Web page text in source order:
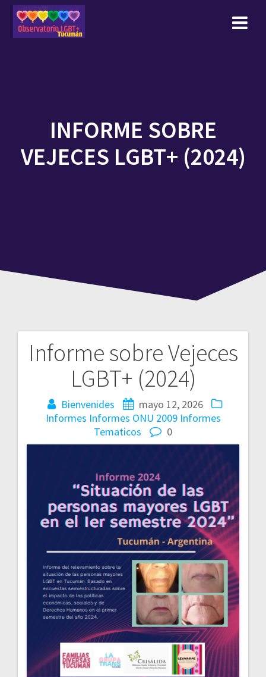
INFORME SOBRE
VEJECES LGBT+ (2024)
Informe sobre Vejeces
LGBT+ (2024)
Bienvenides
mayo 12, 2026
Informes Informes ONU 2009 Informes
Tematicos
0
Navegación
entradas